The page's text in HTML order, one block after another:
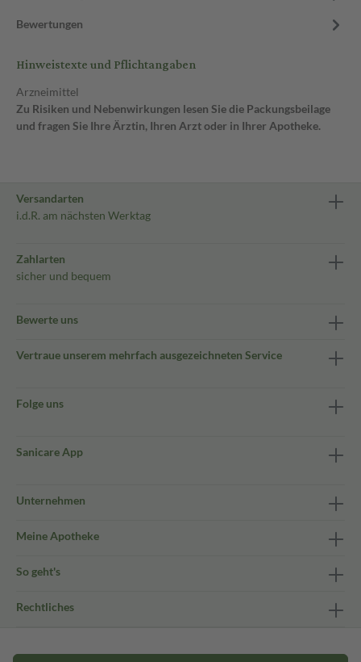
Bewertungen
Hinweistexte und Pflichtangaben
Arzneimittel
Zu Risiken und Nebenwirkungen lesen Sie die Packungsbeilage
und fragen Sie Ihre Ärztin, Ihren Arzt oder in Ihrer Apotheke.
Versandarten
i.d.R. am nächsten Werktag
Zahlarten
sicher und bequem
Bewerte uns
Vertraue unserem mehrfach ausgezeichneten Service
Folge uns
Sanicare App
Unternehmen
Meine Apotheke
So geht's
Rechtliches